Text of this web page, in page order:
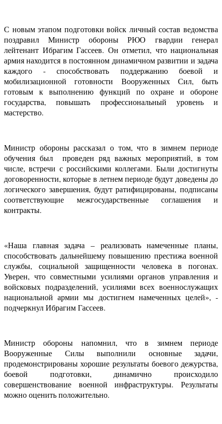
С новым этапом подготовки войск личный состав ведомства
поздравил Министр обороны РЮО гвардии генерал
лейтенант Ибрагим Гассеев. Он отметил, что национальная
армия находится в постоянном динамичном развитии и задача
каждого - способствовать поддержанию боевой и
мобилизационной готовности Вооруженных Сил, быть
готовым к выполнению функций по охране и обороне
государства, повышать профессиональный уровень и
мастерство.
Министр обороны рассказал о том, что в зимнем периоде
обучения был проведен ряд важных мероприятий, в том
числе, встречи с российскими коллегами. Были достигнуты
договоренности, которые в летнем периоде будут доведены до
логического завершения, будут ратифицированы, подписаны
соответствующие межгосударственные соглашения и
контракты.
«Наша главная задача – реализовать намеченные планы,
способствовать дальнейшему повышению престижа военной
службы, социальной защищенности человека в погонах.
Уверен, что совместными усилиями органов управления и
войсковых подразделений, усилиями всех военнослужащих
национальной армии мы достигнем намеченных целей», -
подчеркнул Ибрагим Гассеев.
Министр обороны напомнил, что в зимнем периоде
Вооруженные Силы выполнили основные задачи,
продемонстрированы хорошие результаты боевого дежурства,
боевой подготовки, динамично происходило
совершенствование военной инфраструктуры. Результаты
можно оценить положительно.